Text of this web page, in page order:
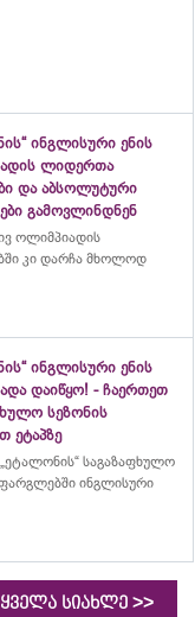
ინგლისური ენის
ლიდერთა
და აბსოლუტური
გამოვლინდნენ
ოლიმპიადის
კი დარჩა მხოლოდ
ინგლისური ენის
დაიწყო! - ჩაერთეთ
სეზონის
ეტაპზე
„ეტალონის“ საგაზაფხულო
ინგლისური
სიახლე >>